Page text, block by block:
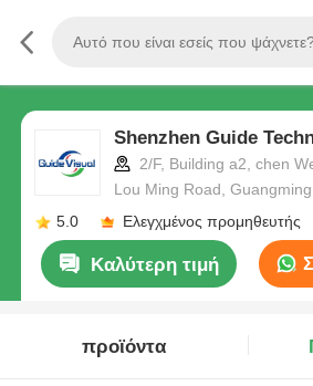
Shenzhen Guide
2/F, Building a2, chen
Lou Ming Road,
5.0
Ελεγχμένος προμηθευτής
Καλύτερη τιμή
προϊόντα